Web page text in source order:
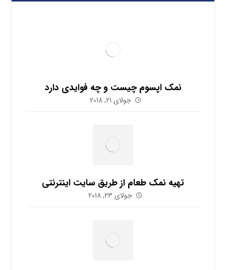
نمک اپسوم چیست و چه فوایدی دارد
جولای 21, 2018
تهیه نمک طعام از طریق سایت اینترنتی
جولای 23, 2018